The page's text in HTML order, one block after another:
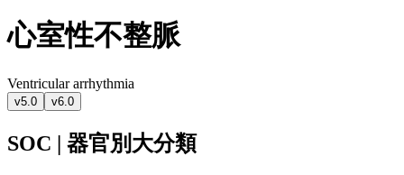
心室性不整脈
Ventricular arrhythmia
v5.0 v6.0
SOC | 器官別大分類